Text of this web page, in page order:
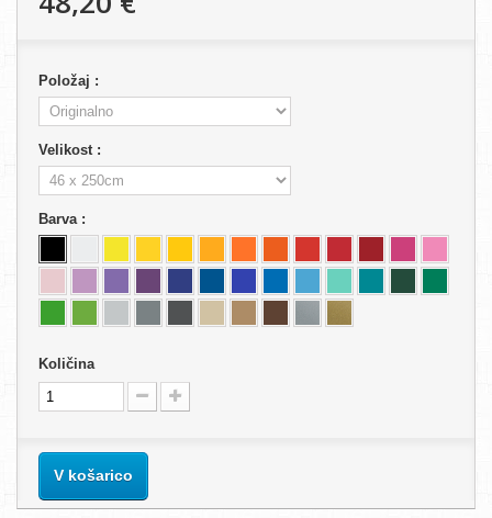
Položaj :
Velikost :
Barva :
Količina
V košarico